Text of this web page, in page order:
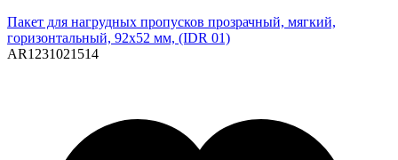
Пакет для нагрудных пропусков прозрачный, мягкий,
горизонтальный, 92х52 мм, (IDR 01)
AR1231021514